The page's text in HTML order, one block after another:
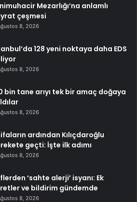
Mezarlığı’na anlamlı
çeşmesi
8, 2026
128 yeni noktaya daha EDS
8, 2026
bin tane arıyı tek bir amaç doğaya
8, 2026
ardından Kılıçdaroğlu
geçti: İşte ilk adımı
8, 2026
‘sahte alerji’ isyanı: Ek
ve bildirim gündemde
8, 2026